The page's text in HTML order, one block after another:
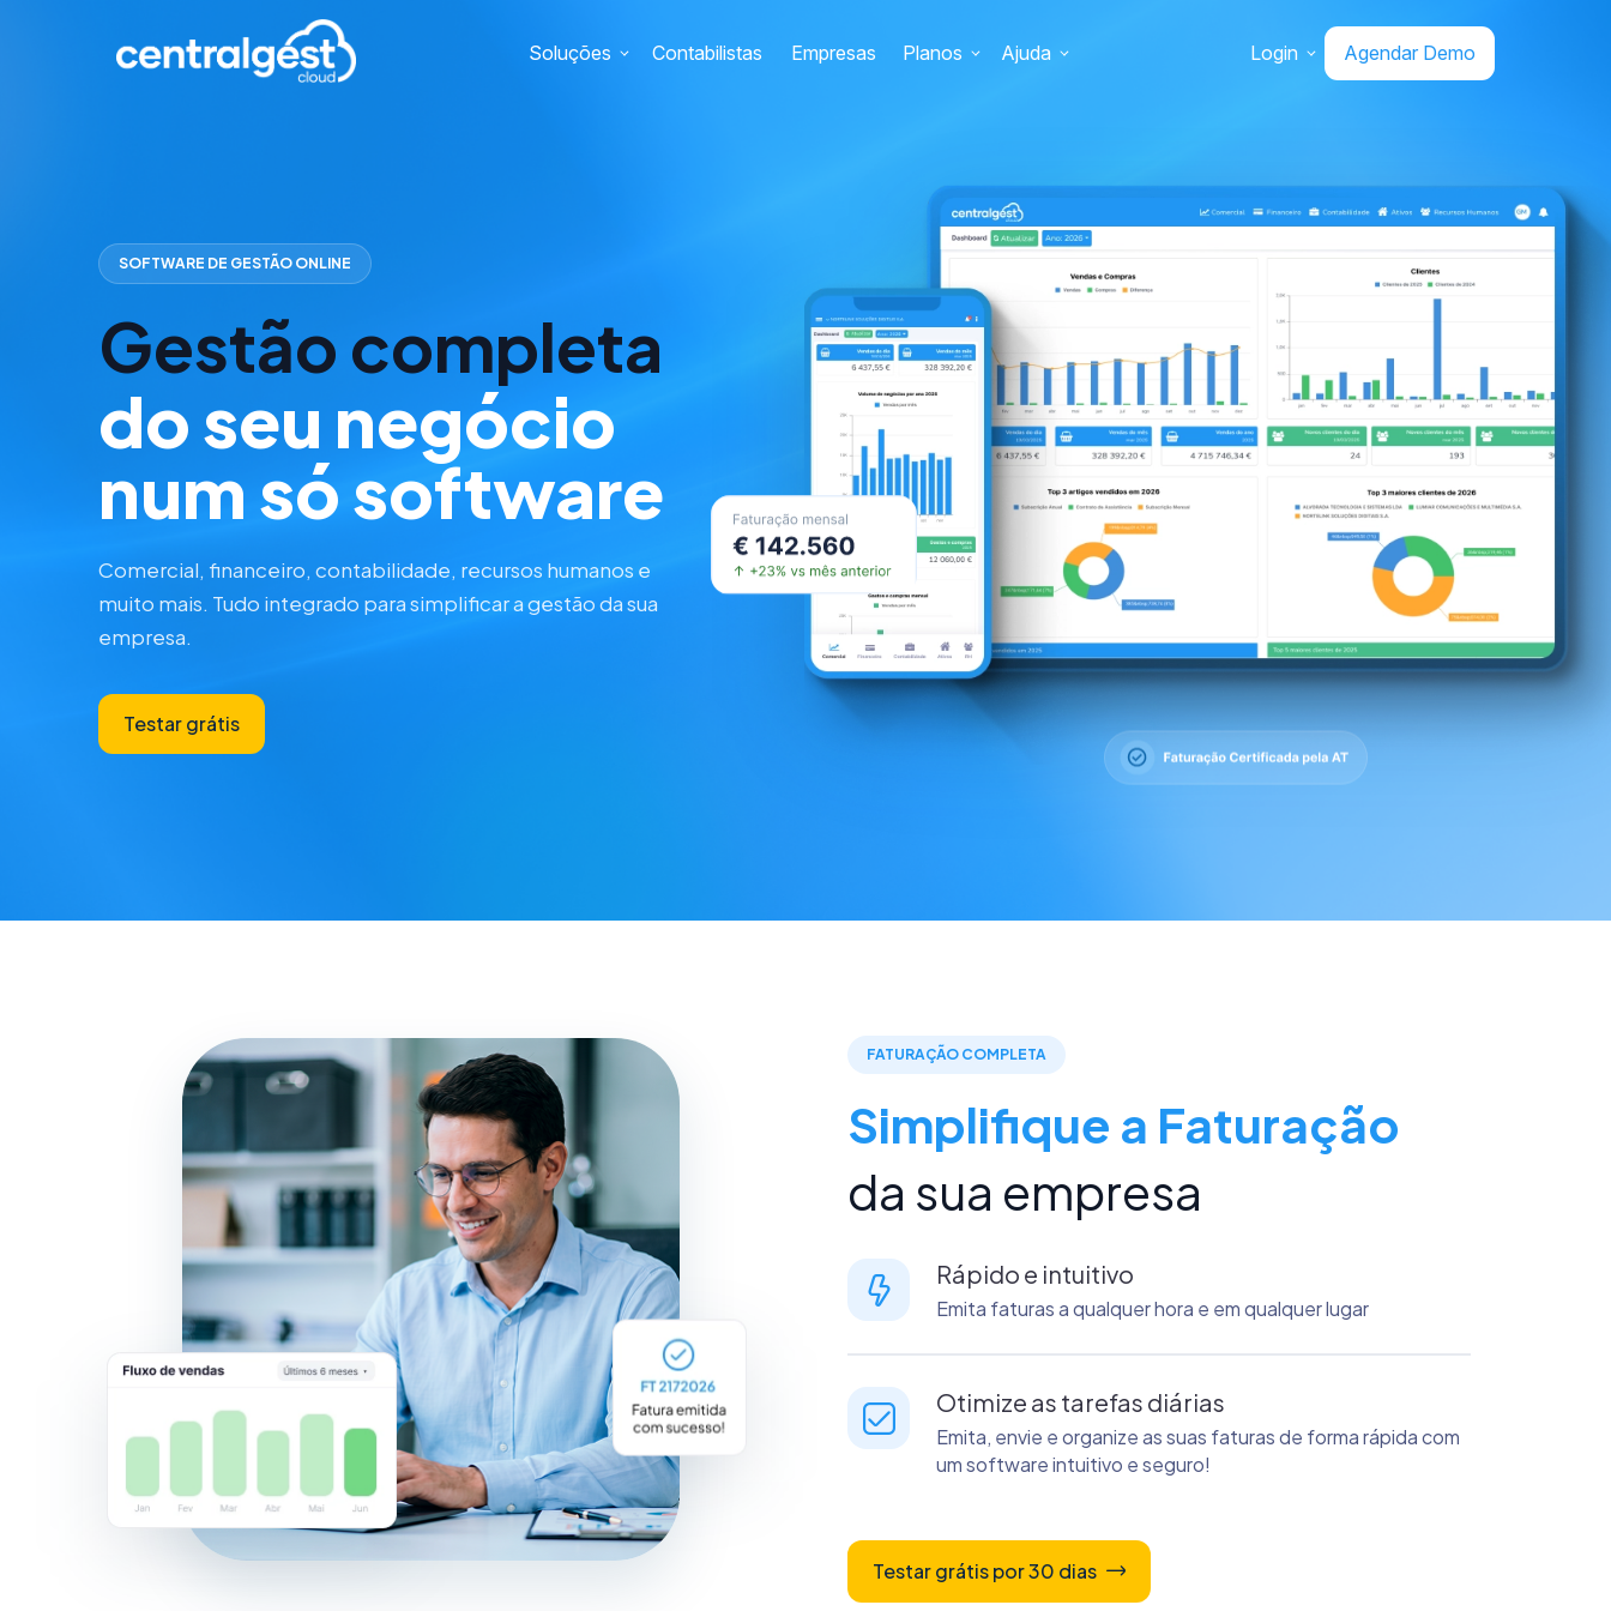
Soluções Contabilistas Empresas Planos Ajuda Login Agendar Demo
SOFTWARE DE GESTÃO ONLINE
Gestão completa
do seu negócio
num só software
Comercial, financeiro, contabilidade, recursos humanos e
muito mais. Tudo integrado para simplificar a gestão da sua
empresa.
Testar grátis
FATURAÇÃO COMPLETA
Simplifique a Faturação
da sua empresa
Rápido e intuitivo
Emita faturas a qualquer hora e em qualquer lugar
Otimize as tarefas diárias
Emita, envie e organize as suas faturas de forma rápida com
um software intuitivo e seguro!
Testar grátis por 30 dias